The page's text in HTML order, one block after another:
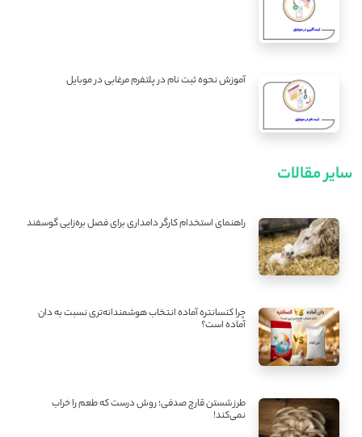
آموزش نحوه ثبت نام در پلتفرم مرغابی در موبایل
سایر مقالات
راهنمای استخدام کارگر دامداری برای فصل بره‌زایی گوسفند
چرا کنسانتره آماده انتخاب هوشمندانه‌تری نسبت به دان
آماده است؟
طرز شستن قارچ صدفی؛ روش درست که طعم را خراب
نمی‌کند!